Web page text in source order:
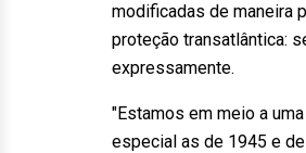
modificadas de maneira
proteção transatlântica:
expressamente.
"Estamos em meio a
especial as de 1945 e